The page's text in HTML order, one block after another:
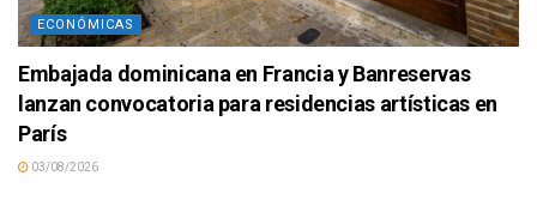
ECONÓMICAS
Embajada dominicana en Francia y Banreservas
lanzan convocatoria para residencias artísticas en
París
03/08/2026